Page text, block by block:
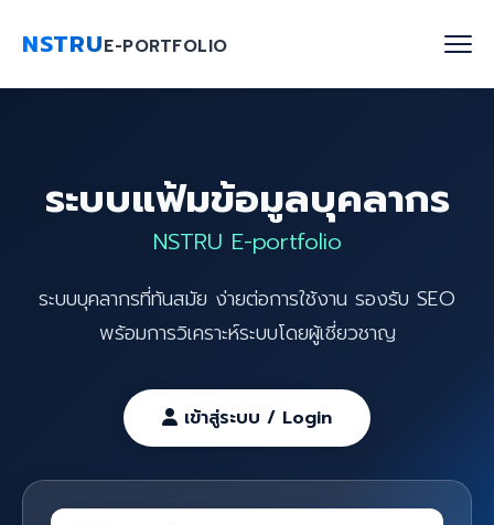
NSTRUE-PORTFOLIO
ค้นหาบุคลากร
งานวิจัย
เกี่ยวกับเรา
ติดต่อเรา
ระบบแฟ้มข้อมูลบุคลากร
NSTRU E-portfolio
ระบบบุคลากรที่ทันสมัย ง่ายต่อการใช้งาน รองรับ SEO
พร้อมการวิเคราะห์ระบบโดยผู้เชี่ยวชาญ
เข้าสู่ระบบ / Login